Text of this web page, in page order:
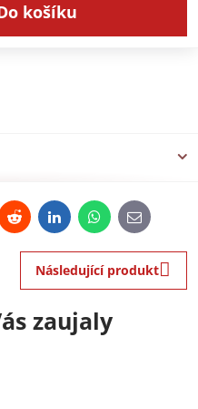
Do košíku
RedditLinkedInWhatsApp
E-
mail
Následující produkt
zaujaly